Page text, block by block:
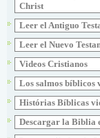
Christ
Leer el Antiguo
Leer el Nuevo
Videos Cristianos
Los salmos bíblicos
Histórias Bíblicas
Descargar la Biblia